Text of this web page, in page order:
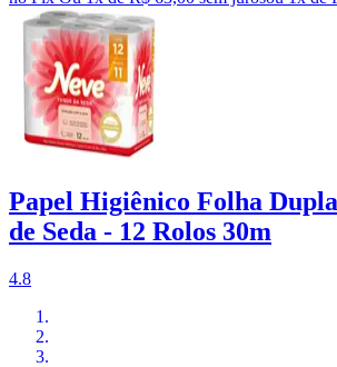
Papel Higiênico Folha
de Seda - 12 Rolos 30m
4.8